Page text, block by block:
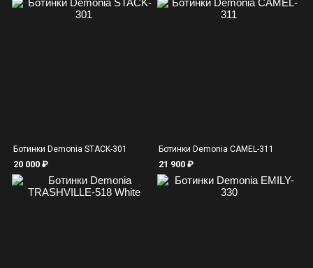
Ботинки Demonia STACK-301
20 000 ₽
Ботинки Demonia CAMEL-311
21 900 ₽